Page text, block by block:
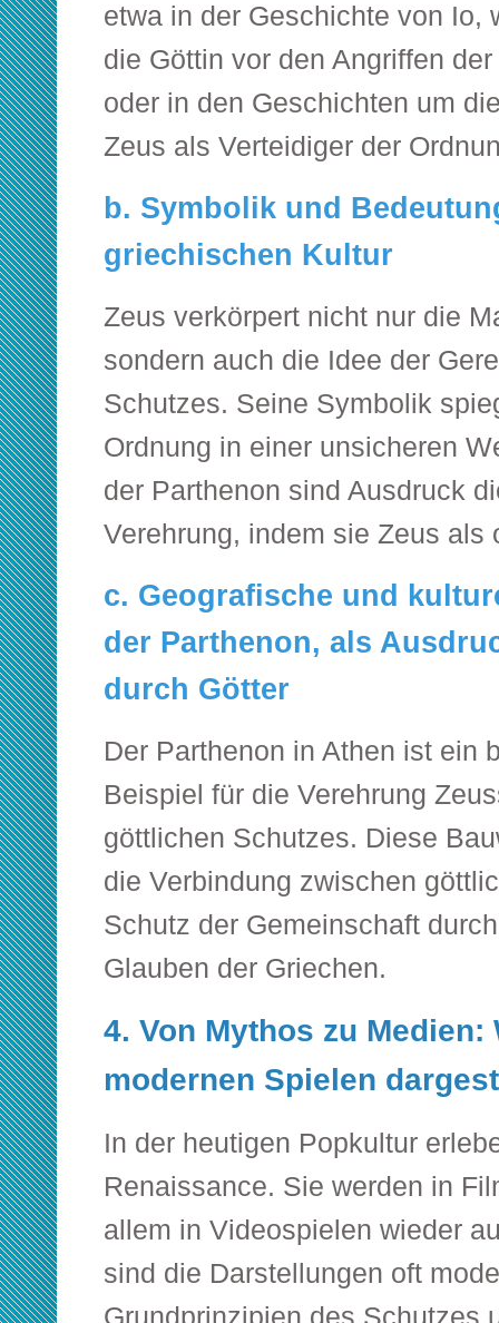
etwa in der Geschichte von Io,
die Göttin vor den Angriffen
oder in den Geschichten um
Zeus als Verteidiger der
b. Symbolik und
griechischen Kultur
Zeus verkörpert nicht nur die
sondern auch die Idee der
Schutzes. Seine Symbolik
Ordnung in einer unsicheren
der Parthenon sind Ausdruck
Verehrung, indem sie Zeus als
c. Geografische und
der Parthenon, als
durch Götter
Der Parthenon in Athen ist ein
Beispiel für die Verehrung
göttlichen Schutzes. Diese
die Verbindung zwischen
Schutz der Gemeinschaft
Glauben der Griechen.
4. Von Mythos zu
modernen Spielen
In der heutigen Popkultur
Renaissance. Sie werden in
allem in Videospielen wieder
sind die Darstellungen oft
Grundprinzipien des Schutzes